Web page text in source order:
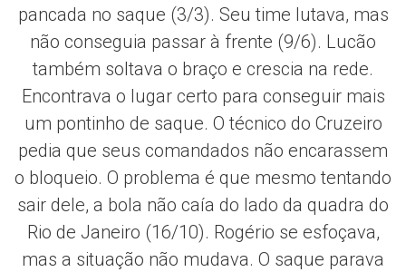
pancada no saque (3/3). Seu time lutava, mas
não conseguia passar à frente (9/6). Lucão
também soltava o braço e crescia na rede.
Encontrava o lugar certo para conseguir mais
um pontinho de saque. O técnico do Cruzeiro
pedia que seus comandados não encarassem
o bloqueio. O problema é que mesmo tentando
sair dele, a bola não caía do lado da quadra do
Rio de Janeiro (16/10). Rogério se esfoçava,
mas a situação não mudava. O saque parava